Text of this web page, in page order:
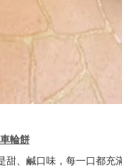
輪餅
甜、鹹口味，每一口都